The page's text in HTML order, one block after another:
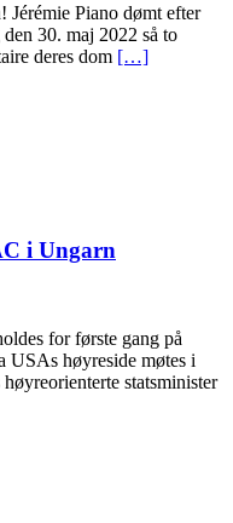
Jérémie Piano dømt efter
30. maj 2022 så to
deres dom […]
i Ungarn
for første gang på
USAs høyreside møtes i
statsminister